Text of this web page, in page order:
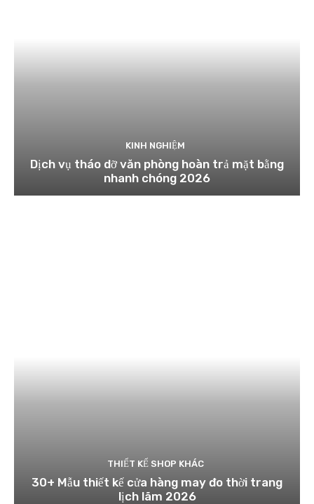
KINH NGHIỆM
Dịch vụ tháo dỡ văn phòng hoàn trả mặt bằng
nhanh chóng 2026
THIẾT KẾ SHOP KHÁC
30+ Mẫu thiết kế cửa hàng may đo thời trang
lịch lãm 2026